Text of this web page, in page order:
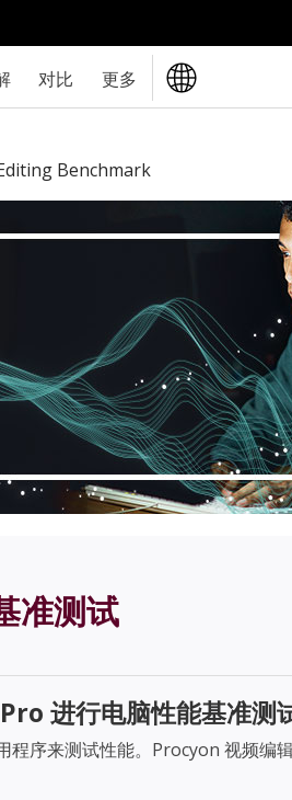
对比 更多
Benchmark
准测试
Pro 进行电脑性能基准测
程序来测试性能。Procyon 视频编